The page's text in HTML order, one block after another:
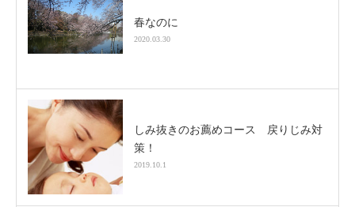
春なのに
2020.03.30
しみ抜きのお薦めコース 戻りじみ対
策！
2019.10.1